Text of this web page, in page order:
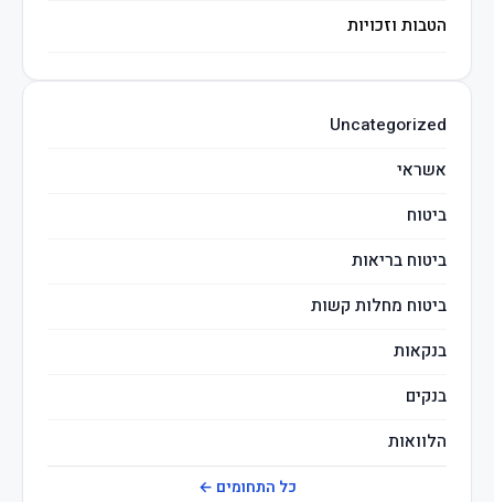
הטבות וזכויות
השקעות חכמות
מיסים
Uncategorized
אשראי
ביטוח
ביטוח בריאות
ביטוח מחלות קשות
בנקאות
בנקים
הלוואות
כל התחומים ←